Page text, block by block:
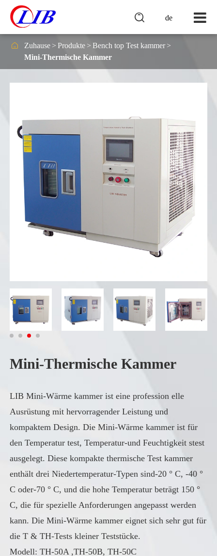
de

 Zuhause Produkte
Bench top Test kammer
Mini-Thermische Kammer
Mini-Thermische Kammer
LIB Mini-Wärme kammer ist eine profession elle
Ausrüstung mit hervorragender Leistung und
kompaktem Design. Die Mini-Wärme kammer ist für
den Temperatur test, Temperatur-und Feuchtigkeit stest
ausgelegt. Diese kompakte thermische Test kammer
enthält drei Niedertemperatur-Typen sind-20 ° C, -40 °
C oder-70 ° C, und die hohe Temperatur beträgt 150 °
C, die für spezielle Anforderungen angepasst werden
kann. Die Mini-Wärme kammer eignet sich sehr gut für
die T & TH-Tests kleiner Teststücke.
Modell: TH-50A ,TH-50B, TH-50C